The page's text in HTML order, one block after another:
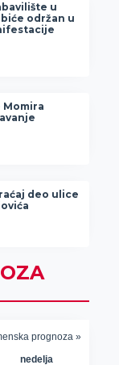
u
održan u
deo ulice